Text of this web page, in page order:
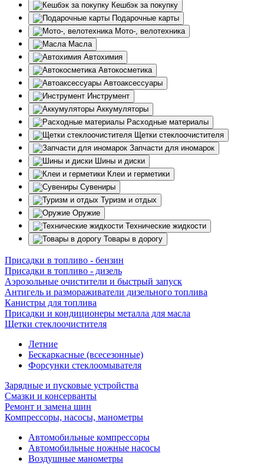
Кешбэк за покупку
Подарочные карты
Мото-, велотехника
Масла
Автохимия
Автокосметика
Автоаксессуары
Инструмент
Аккумуляторы
Расходные материалы
Щетки стеклоочистителя
Запчасти для иномарок
Шины и диски
Клеи и герметики
Сувениры
Туризм и отдых
Оружие
Технические жидкости
Товары в дорогу
Присадки в топливо - бензин
Присадки в топливо - дизель
Аэрозольные очистители и быстрый запуск
Антигель и размораживатели дизельного топлива
Канистры для топлива
Присадки и кондиционеры металла для масла
Щетки стеклоочистителя
Летние
Бескаркасные (всесезонные)
Форсунки стеклоомывателя
Зарядные и пусковые устройства
Смазки и консерванты
Ремонт и замена шин
Компрессоры, насосы, манометры
Автомобильные компрессоры
Автомобильные ножные насосы
Воздушные манометры